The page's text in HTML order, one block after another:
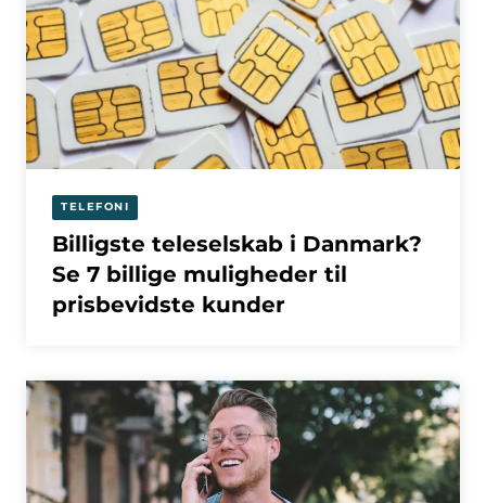
TELEFONI
Billigste teleselskab i Danmark?
Se 7 billige muligheder til
prisbevidste kunder